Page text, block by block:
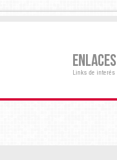
ENLACES
Links de interés